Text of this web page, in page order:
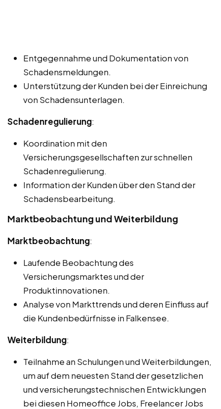
Entgegennahme und Dokumentation von
Schadensmeldungen.
Unterstützung der Kunden bei der Einreichung
von Schadensunterlagen.
Schadenregulierung:
Koordination mit den
Versicherungsgesellschaften zur schnellen
Schadenregulierung.
Information der Kunden über den Stand der
Schadensbearbeitung.
Marktbeobachtung und Weiterbildung
Marktbeobachtung:
Laufende Beobachtung des
Versicherungsmarktes und der
Produktinnovationen.
Analyse von Markttrends und deren Einfluss auf
die Kundenbedürfnisse in Falkensee.
Weiterbildung:
Teilnahme an Schulungen und Weiterbildungen,
um auf dem neuesten Stand der gesetzlichen
und versicherungstechnischen Entwicklungen
bei diesen Homeoffice Jobs, Freelancer Jobs